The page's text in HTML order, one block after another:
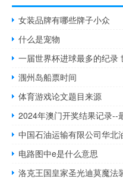
女装品牌有哪些牌子小众
什么是宠物
一届世界杯进球最多的纪录
涠州岛船票时间
体育游戏论文题目来源
2024年澳门开奖结果记录--
电路图中e是什么意思
洛克王国皇家圣光迪莫魔法